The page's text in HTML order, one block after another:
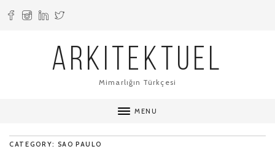
ARKITEKTUEL
Mimarlığın Türkçesi
MENU
CATEGORY: SAO PAULO